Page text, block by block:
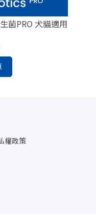
菌PRO 犬貓適用
權政策